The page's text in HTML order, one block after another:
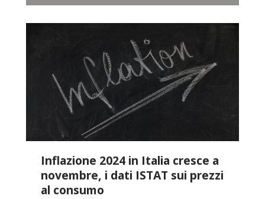
Inflazione 2024 in Italia cresce a
novembre, i dati ISTAT sui prezzi
al consumo